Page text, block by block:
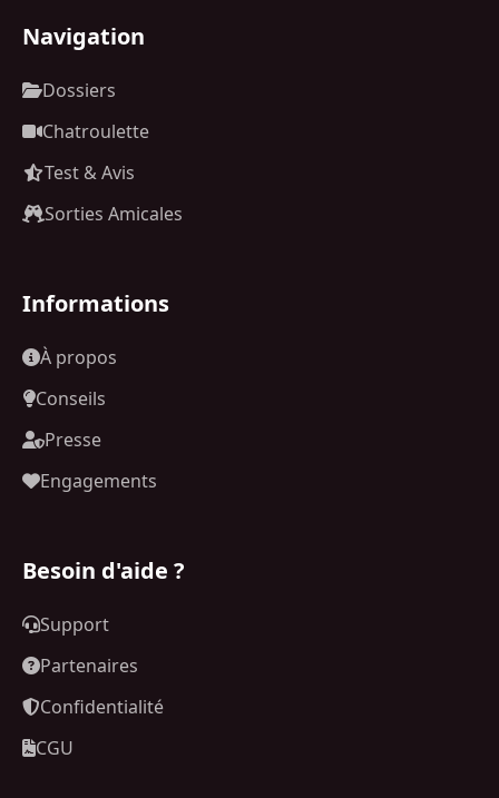
Navigation
Dossiers
Chatroulette
Test & Avis
Sorties Amicales
Informations
À propos
Conseils
Presse
Engagements
Besoin d'aide ?
Support
Partenaires
Confidentialité
CGU